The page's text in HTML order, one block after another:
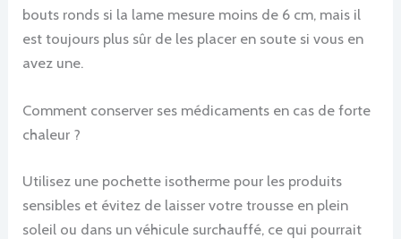
bouts ronds si la lame mesure moins de 6 cm, mais il
est toujours plus sûr de les placer en soute si vous en
avez une.
Comment conserver ses médicaments en cas de forte
chaleur ?
Utilisez une pochette isotherme pour les produits
sensibles et évitez de laisser votre trousse en plein
soleil ou dans un véhicule surchauffé, ce qui pourrait